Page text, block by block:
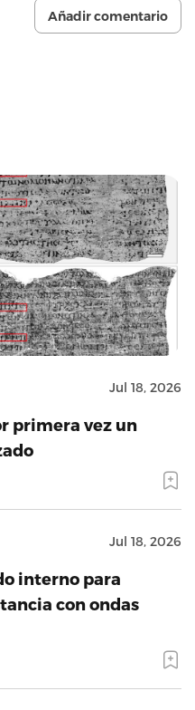
Añadir comentario
Jul 18, 2026
primera vez un
Jul 18, 2026
interno para
con ondas